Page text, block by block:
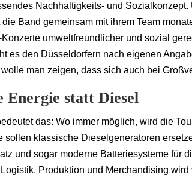
Nachhaltigkeits- und Sozialkonzept.
die Band gemeinsam mit ihrem Team
umweltfreundlicher und sozial
es den Düsseldorfern nach eigenen
man zeigen, dass sich auch bei
Energie statt Diesel
das: Wo immer möglich, wird die
sollen klassische Dieselgeneratoren
und sogar moderne Batteriesysteme für
Produktion und Merchandising